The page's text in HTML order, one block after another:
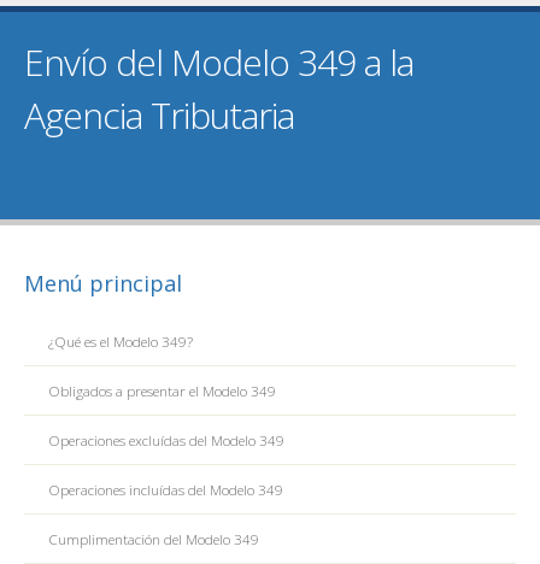
Envío del Modelo 349 a la
Agencia Tributaria
Menú principal
¿Qué es el Modelo 349?
Obligados a presentar el Modelo 349
Operaciones excluídas del Modelo 349
Operaciones incluídas del Modelo 349
Cumplimentación del Modelo 349